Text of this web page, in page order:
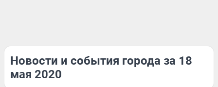
Новости и события города за 18
мая 2020